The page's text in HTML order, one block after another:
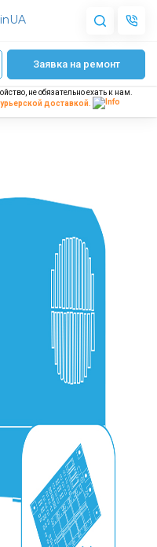
Дворец "Украина"
ул. Казимира Малевича, 87
Заявка на ремонт
не обязательно ехать к нам.
доставкой.
Ремонт EcoFlow RIVER